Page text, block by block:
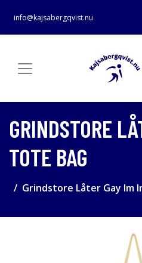
info@kajsabergqvist.nu
GRINDSTORE
TOTE BAG
Grindstore Låter Gay Im